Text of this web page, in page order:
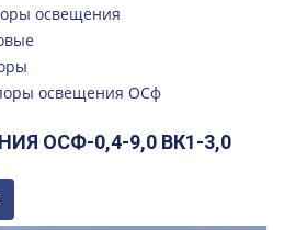
освещения
освещения ОСф
ОСФ-0,4-9,0 ВК1-3,0